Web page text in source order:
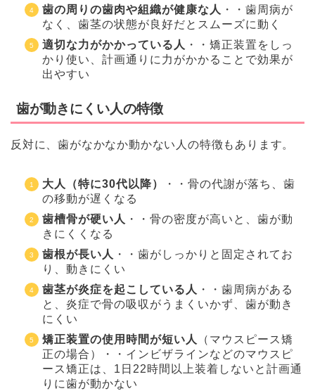
歯の周りの歯肉や組織が健康な人 ・・歯周病が
なく、歯茎の状態が良好だとスムーズに動く
適切な力がかかっている人 ・・矯正装置をしっ
かり使い、計画通りに力がかかることで効果が
出やすい
歯が動きにくい人の特徴
反対に、歯がなかなか動かない人の特徴もあります。
大人（特に30代以降）
・・骨の代謝が落ち、歯
の移動が遅くなる
歯槽骨が硬い人 ・・骨の密度が高いと、歯が動
きにくくなる
歯根が長い人 ・・歯がしっかりと固定されてお
り、動きにくい
歯茎が炎症を起こしている人 ・・歯周病がある
と、炎症で骨の吸収がうまくいかず、歯が動き
にくい
矯正装置の使用時間が短い人
（マウスピース矯
正の場合）・・インビザラインなどのマウスピ
ース矯正は、1日22時間以上装着しないと計画通
りに歯が動かない